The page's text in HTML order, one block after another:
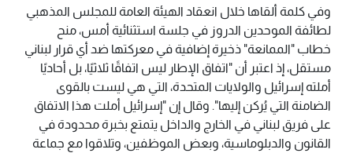
وفي كلمة ألقاها خلال انعقاد الهيئة العامة للمجلس المذهبي
لطائفة الموحدين الدروز في جلسة استثنائية أمس، منح
خطاب "الممانعة" ذخيرة إضافية في معركتها ضد أي قرار لبناني
مستقل، إذ اعتبر أن "اتفاق الإطار ليس اتفاقًا ثلاثيًا، بل أحاديًا
أملته إسرائيل والولايات المتحدة، التي هي ليست بالقوى
الضامنة التي يُركن إليها". وقال إن "إسرائيل أملت هذا الاتفاق
على فريق لبناني في الخارج والداخل يتمتع بخبرة محدودة في
القانون والدبلوماسية، وبعض الموظفين، وتلاقوا مع جماعة